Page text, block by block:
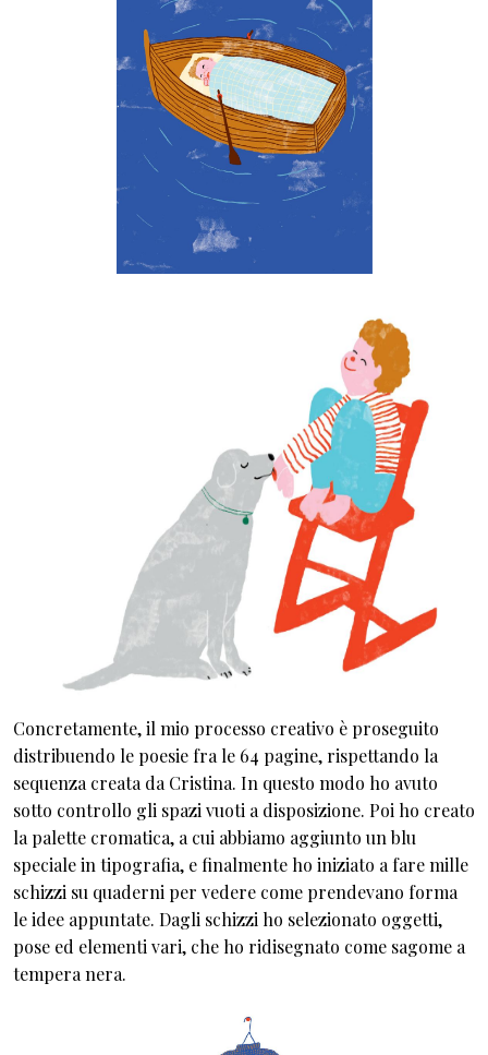
Concretamente, il mio processo creativo è proseguito
distribuendo le poesie fra le 64 pagine, rispettando la
sequenza creata da Cristina. In questo modo ho avuto
sotto controllo gli spazi vuoti a disposizione. Poi ho creato
la palette cromatica, a cui abbiamo aggiunto un blu
speciale in tipografia, e finalmente ho iniziato a fare mille
schizzi su quaderni per vedere come prendevano forma
le idee appuntate. Dagli schizzi ho selezionato oggetti,
pose ed elementi vari, che ho ridisegnato come sagome a
tempera nera.